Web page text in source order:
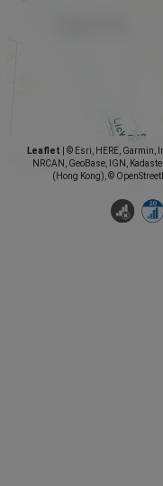
Leaflet
© Esri, HERE, Garmin,
NRCAN, GeoBase, IGN,
(Hong Kong), ©